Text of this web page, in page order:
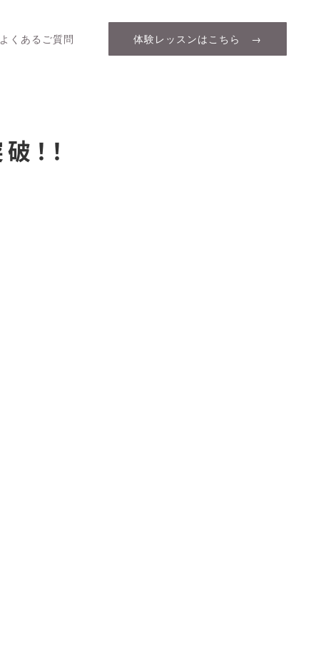
よくあるご質問 体験レッスンはこちら →
！！